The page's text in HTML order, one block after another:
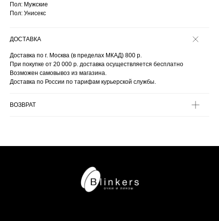
Пол: Мужские
Пол: Унисекс
ДОСТАВКА
Доставка по г. Москва (в пределах МКАД) 800 р.
При покупке от 20 000 р. доставка осуществляется бесплатно
Возможен самовывоз из магазина.
Доставка по России по тарифам курьерской службы.
ВОЗВРАТ